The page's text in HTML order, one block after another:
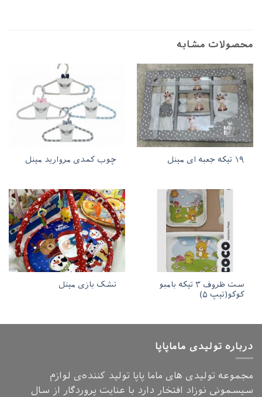
محصولات مشابه
۱۹ تیکه جعبه ای مینل چوب کمدی مروارید مینل
ست ظروف ۳ تیکه بامبو
کوکو(تیپ ۵)
تشک بازی مینل
درباره تولیدی ماماپاپا
مجموعه تولیدی های ماما پاپا تولید کننده‌ی لوازم
سیسمونی نوزاد افتخار دارد با عنایت پروردگار از سال